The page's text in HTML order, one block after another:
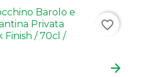
arrow_forward
favorite_border